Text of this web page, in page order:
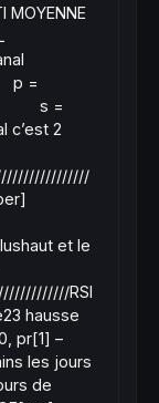
=
s =
c’est 2
et le
RSI
23 hausse
pr[1] –
les jours
de